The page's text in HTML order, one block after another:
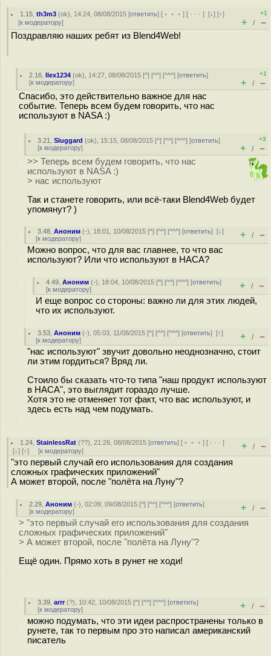
1.15 ,th3m3 (ok), 14:24, 08/08/2015 [ответить] [ ﹢﹢﹢] [ · · ·][↓] [↑]
[к модератору]
+1
+ / –
Поздравляю наших ребят из Blend4Web!
2.16 ,llex1234 (ok), 14:27, 08/08/2015 [^] [^^] [^^^] [ответить]
[к модератору]
+1
+ / –
Спасибо, это действительно важное для нас
событие. Теперь всем будем говорить, что нас
используют в NASA :)
3.21 ,Sluggard (ok), 15:15, 08/08/2015 [^] [^^] [^^^] [ответить]
[к модератору]
+3
+ / –
>> Теперь всем будем говорить, что нас
используют в NASA :)
> нас используют
Так и станете говорить, или всё-таки Blend4Web будет
упомянут? )
3.48 ,Аноним (-), 18:01, 10/08/2015 [^] [^^] [^^^] [ответить][↓]
[к модератору] + / –
Можно вопрос, что для вас главнее, то что вас
используют? Или что используют в НАСА?
4.49 ,Аноним (-), 18:04, 10/08/2015 [^] [^^] [^^^] [ответить]
[к модератору] + / –
И еще вопрос со стороны: важно ли для этих людей,
что их используют.
3.53 ,Аноним (-), 05:03, 11/08/2015 [^] [^^] [^^^] [ответить][↑]
[к модератору] + / –
"нас используют" звучит довольно неоднозначно, стоит
ли этим гордиться? Вряд ли.
Стоило бы сказать что-то типа "наш продукт используют
в НАСА", это выглядит гораздо лучше.
Хотя это не отменяет тот факт, что вас используют, и
здесь есть над чем подумать.
1.24 ,StainlessRat (??), 21:26, 08/08/2015 [ответить] [ ﹢﹢﹢] [ · · ·]
[↓] [↑] [к модератору] + / –
"это первый случай его использования для создания
сложных графических приложений"
А может второй, после "полёта на Луну"?
2.29 ,Аноним (-), 02:09, 09/08/2015 [^] [^^] [^^^] [ответить]
[к модератору] + / –
> "это первый случай его использования для создания
сложных графических приложений"
> А может второй, после "полёта на Луну"?
Ещё один. Прямо хоть в рунет не ходи!
3.39 ,arrr(?), 10:42, 10/08/2015 [^] [^^] [^^^] [ответить]
[к модератору] + / –
можно подумать, что эти идеи распространены только в
рунете, так то первым про это написал американский
писатель